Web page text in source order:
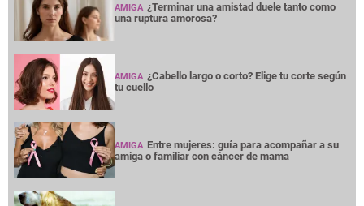
AMIGA ¿Terminar una amistad duele tanto como
una ruptura amorosa?
AMIGA ¿Cabello largo o corto? Elige tu corte según
tu cuello
AMIGA Entre mujeres: guía para acompañar a su
amiga o familiar con cáncer de mama